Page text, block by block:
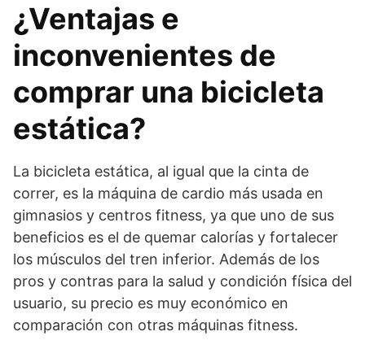
¿Ventajas e
inconvenientes de
comprar una bicicleta
estática?
La bicicleta estática, al igual que la cinta de
correr, es la máquina de cardio más usada en
gimnasios y centros fitness, ya que uno de sus
beneficios es el de quemar calorías y fortalecer
los músculos del tren inferior. Además de los
pros y contras para la salud y condición física del
usuario, su precio es muy económico en
comparación con otras máquinas fitness.